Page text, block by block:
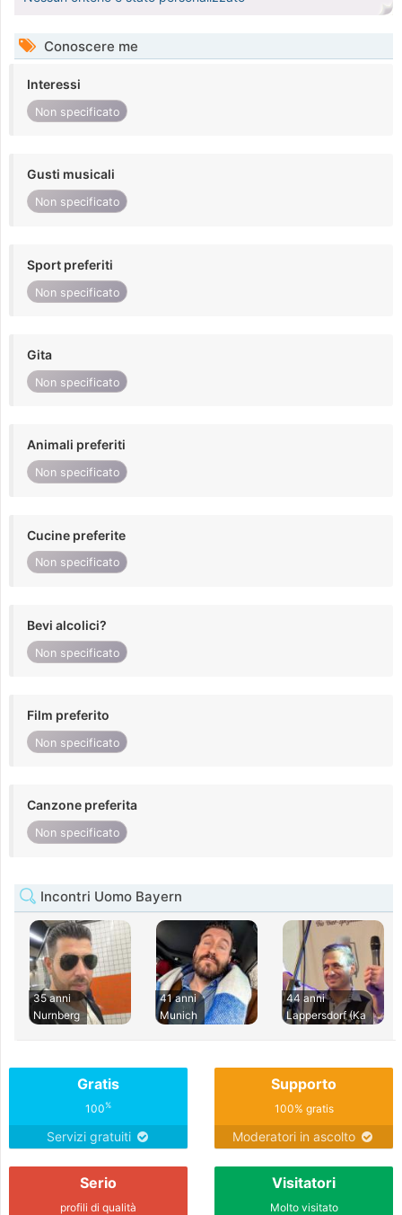
Conoscere me
Interessi
Non specificato
Gusti musicali
Non specificato
Sport preferiti
Non specificato
Gita
Non specificato
Animali preferiti
Non specificato
Cucine preferite
Non specificato
Bevi alcolici?
Non specificato
Film preferito
Non specificato
Canzone preferita
Non specificato
Incontri Uomo Bayern
35 anni
Nurnberg
41 anni
Munich
44 anni
Lappersdorf (Ka
Gratis
100%
Servizi gratuiti
Supporto
100% gratis
Moderatori in ascolto
Serio
profili di qualità
Visitatori
Molto visitato